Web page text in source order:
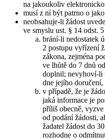
na jakoukoliv
musí z ní být patrno o
neobsahuje-li žádost
ve smyslu ust. § 14 odst.
brání-li nedostatek
2 postupu vyřízení
zákona, zejména
ve lhůtě do 7 dnů
doplnil; nevyhoví-li
dne jejího doručení,
v případě, že je
jaká informace je
příliš obecně, vyzve
od podání žádosti,
žadatel žádost do
rozhodne o